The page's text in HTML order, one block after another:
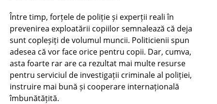
Între timp, forțele de poliție și experții reali în
prevenirea exploatării copiilor semnalează că deja
sunt copleșiți de volumul muncii. Politicienii spun
adesea că vor face orice pentru copii. Dar, cumva,
asta foarte rar are ca rezultat mai multe resurse
pentru serviciul de investigații criminale al poliției,
instruire mai bună și cooperare internațională
îmbunătățită.